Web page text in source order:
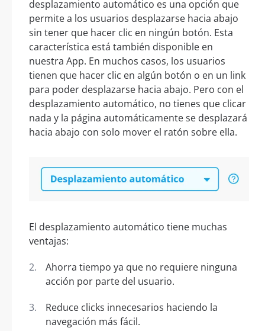
desplazamiento automático es una opción que
permite a los usuarios desplazarse hacia abajo
sin tener que hacer clic en ningún botón. Esta
característica está también disponible en
nuestra App. En muchos casos, los usuarios
tienen que hacer clic en algún botón o en un link
para poder desplazarse hacia abajo. Pero con el
desplazamiento automático, no tienes que clicar
nada y la página automáticamente se desplazará
hacia abajo con solo mover el ratón sobre ella.
El desplazamiento automático tiene muchas
ventajas:
Ahorra tiempo ya que no requiere ninguna
acción por parte del usuario.
Reduce clicks innecesarios haciendo la
navegación más fácil.